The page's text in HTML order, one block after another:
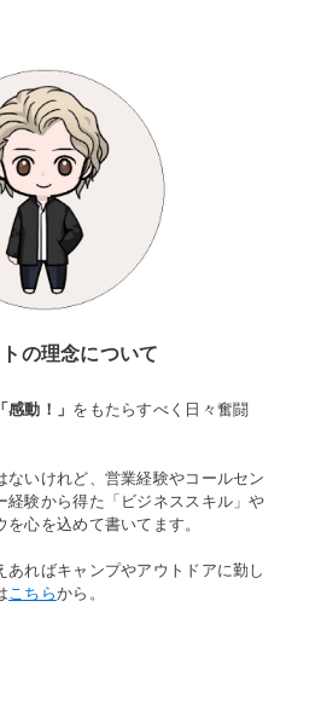
の理念について
「感動！」 をもたらすべく日々奮闘
ないけれど、営業経験やコールセン
経験から得た「ビジネススキル」や
を心を込めて書いてます。
あればキャンプやアウトドアに勤し
こちらから。